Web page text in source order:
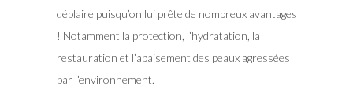
déplaire puisqu’on lui prête de nombreux avantages
! Notamment la protection, l’hydratation, la
restauration et l’apaisement des peaux agressées
par l’environnement.